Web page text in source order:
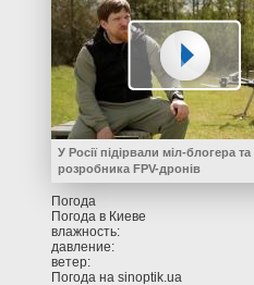
У Росії підірвали міл-блогера та
розробника FPV-дронів
Погода
Погода в Киеве
влажность:
давление:
ветер:
Погода на sinoptik.ua